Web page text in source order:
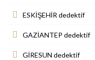
ESKİŞEHİR dedektif
GAZİANTEP dedektif
GİRESUN dedektif